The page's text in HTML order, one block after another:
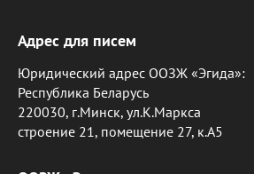
Адрес для писем
Юридический адрес ООЗЖ «Эгида»:
Республика Беларусь
220030, г.Минск, ул.К.Маркса
строение 21, помещение 27, к.А5